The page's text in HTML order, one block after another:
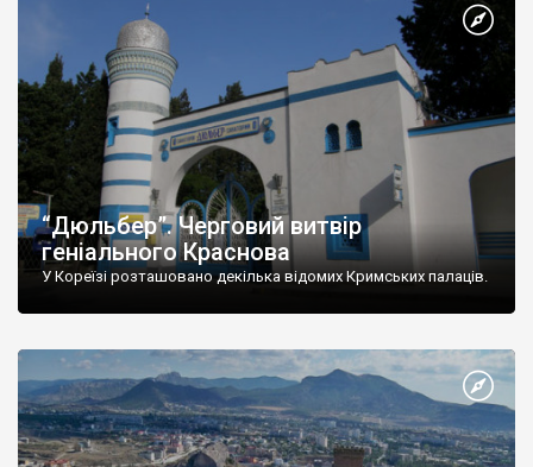
“Дюльбер”. Черговий витвір
геніального Краснова
У Кореїзі розташовано декілька відомих Кримських палаців.